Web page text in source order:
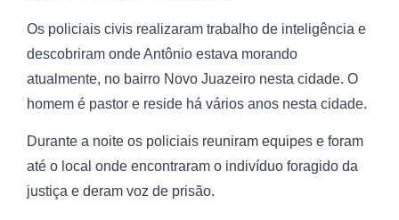
Os policiais civis realizaram trabalho de inteligência e
descobriram onde Antônio estava morando
atualmente, no bairro Novo Juazeiro nesta cidade. O
homem é pastor e reside há vários anos nesta cidade.
Durante a noite os policiais reuniram equipes e foram
até o local onde encontraram o indivíduo foragido da
justiça e deram voz de prisão.